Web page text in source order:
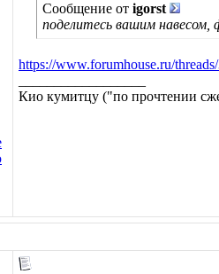
Сообщение от igorst
поделитесь вашим навесом,
https://www.forumhouse.ru/
Кио кумитцу ("по прочтении